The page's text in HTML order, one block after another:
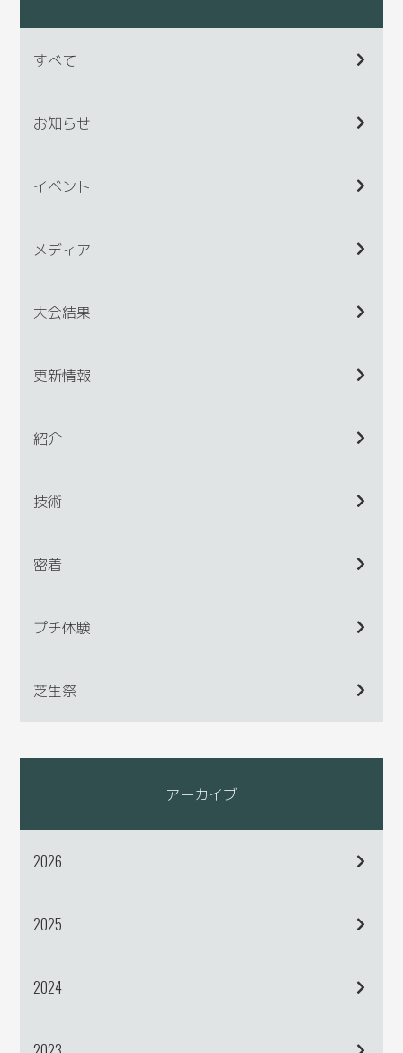
すべて
お知らせ
イベント
メディア
大会結果
更新情報
紹介
技術
密着
プチ体験
芝生祭
アーカイブ
2026
2025
2024